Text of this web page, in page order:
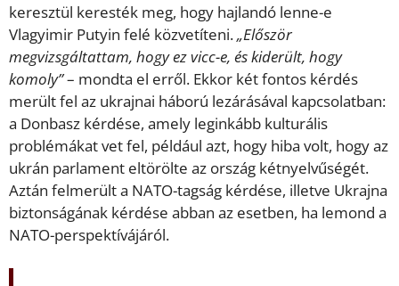
keresztül keresték meg, hogy hajlandó lenne-e
Vlagyimir Putyin felé közvetíteni.„Először
megvizsgáltattam, hogy ez vicc-e, és kiderült, hogy
komoly”– mondta el erről. Ekkor két fontos kérdés
merült fel az ukrajnai háború lezárásával kapcsolatban:
a Donbasz kérdése, amely leginkább kulturális
problémákat vet fel, például azt, hogy hiba volt, hogy az
ukrán parlament eltörölte az ország kétnyelvűségét.
Aztán felmerült a NATO-tagság kérdése, illetve Ukrajna
biztonságának kérdése abban az esetben, ha lemond a
NATO-perspektívájáról.